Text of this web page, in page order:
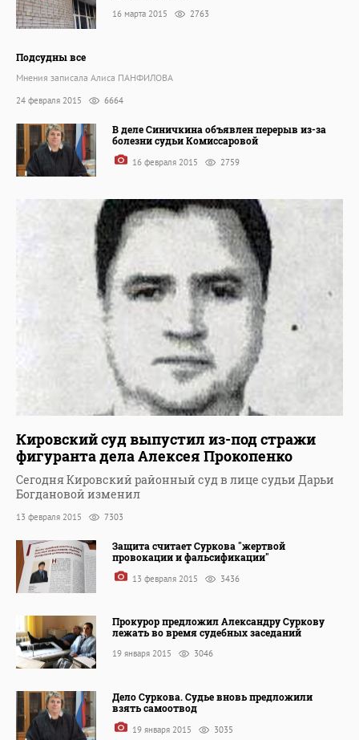
16 марта 2015 2763
Подсудны все
Мнения записала Алиса ПАНФИЛОВА
24 февраля 2015 6664
В деле Синичкина объявлен перерыв из-за
болезни судьи Комиссаровой
16 февраля 2015 2759
Кировский суд выпустил из-под стражи
фигуранта дела Алексея Прокопенко
Сегодня Кировский районный суд в лице судьи Дарьи
Богдановой изменил
13 февраля 2015 7303
Защита считает Суркова "жертвой
провокации и фальсификации"
13 февраля 2015 3436
Прокурор предложил Александру Суркову
лежать во время судебных заседаний
19 января 2015 3046
Дело Суркова. Судье вновь предложили
взять самоотвод
19 января 2015 3035